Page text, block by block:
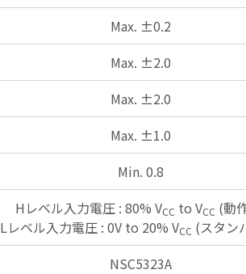
Max. ±0.2
Max. ±2.0
Max. ±2.0
Max. ±1.0
Min. 0.8
Hレベル入力電圧 : 80% VCC to VCC (動
Lレベル入力電圧 : 0V to 20% VCC (スタン
NSC5323A